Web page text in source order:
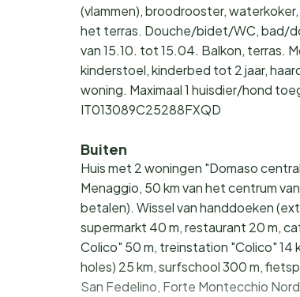
(vlammen), broodrooster,
het terras. Douche/bidet/WC, bad/
van 15.10. tot 15.04. Balkon, terras.
kinderstoel, kinderbed tot 2 jaar,
woning. Maximaal 1 huisdier/hond
IT013089C25288FXQD
Buiten
Huis met 2 woningen "Domaso
Menaggio, 50 km van het centrum
betalen). Wissel van handdoeken
supermarkt 40 m, restaurant 20 m,
Colico" 50 m, treinstation "Colico"
holes) 25 km, surfschool 300 m,
San Fedelino, Forte Montecchio